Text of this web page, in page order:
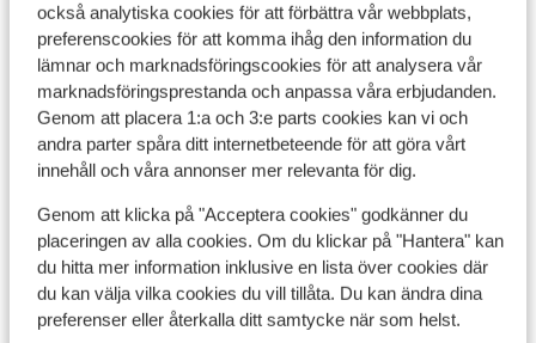
också analytiska cookies för att förbättra vår webbplats,
preferenscookies för att komma ihåg den information du
lämnar och marknadsföringscookies för att analysera vår
marknadsföringsprestanda och anpassa våra erbjudanden.
Genom att placera 1:a och 3:e parts cookies kan vi och
andra parter spåra ditt internetbeteende för att göra vårt
innehåll och våra annonser mer relevanta för dig.
Genom att klicka på "Acceptera cookies" godkänner du
placeringen av alla cookies. Om du klickar på "Hantera" kan
du hitta mer information inklusive en lista över cookies där
du kan välja vilka cookies du vill tillåta. Du kan ändra dina
preferenser eller återkalla ditt samtycke när som helst.
Vad våra gäster tycker
Det här är 100 % äkta kundrecensioner som verkligen
speglar deras upplevelser av vår produkt.
Mer om recensioner
Mest bokad av partner
Hyfsad
för 2 veckor sedan
Gæster må vælge noget andet hjemmeside for at
booke ferie.
Gæster må vælge noget andet hjemmeside for at
booke ferie.
Översätt till svenska
Lone